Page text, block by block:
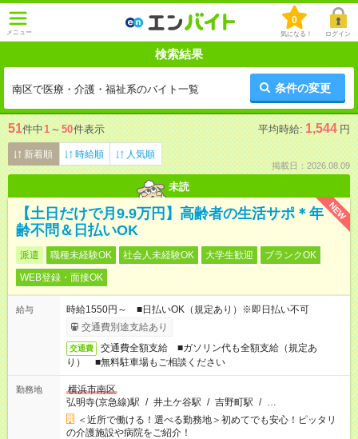
メニュー
0
気になる！ ログイン
検索結果
南区で医療・介護・福祉系のバイト一覧 条件の変更
51件中1 ～ 50件表示 平均時給: 1,544 円
新着順 時給順 人気順
掲載日：2026.08.09
未読
NEW
【土日だけで月9.9万円】高齢者の生活サポ＊年
齢不問＆日払いOK
派遣 職種未経験OK 社会人未経験OK 大学生歓迎
ブランクOK
WEB登録・面接OK
給与
時給1550円～ ■日払いOK（規定あり）※即日払い不可
交通費別途支給あり
交通費
交通費全額支給 ■ガソリン代も全額支給（規定あ
り） ■無料駐車場もご相談ください
勤務地
横浜市南区
弘明寺(京急線)駅 / 井土ケ谷駅 / 吉野町駅 / …
＜近所で働ける！選べる勤務地＞初めてでも安心！ピッタリ
の介護施設や病院をご紹介！